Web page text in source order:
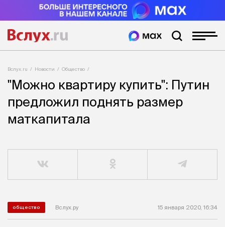
Вслух.ru Новости Общество
"Можно квартиру купить": Путин
предложил поднять размер
маткапитала
общество Вслух.ру 15 января 2020, 16:34